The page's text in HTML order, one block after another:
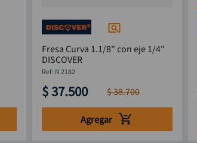
Fresa Curva 1.1/8" con eje 1/4"
DISCOVER
: N 2182
$37.500 $38.700
Agregar